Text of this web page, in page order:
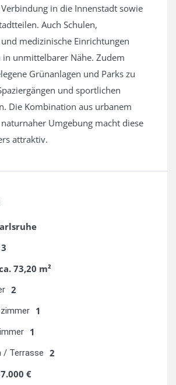
in die Innenstadt sowie
Auch Schulen,
medizinische Einrichtungen
in unmittelbarer Nähe. Zudem
Grünanlagen und Parks zu
und sportlichen
Die Kombination aus urbanem
Umgebung macht diese
attraktiv.
73,20 m²
2
1
1
/ Terrasse 2
€